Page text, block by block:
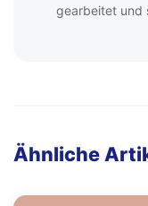
gearbeitet und
Ähnliche